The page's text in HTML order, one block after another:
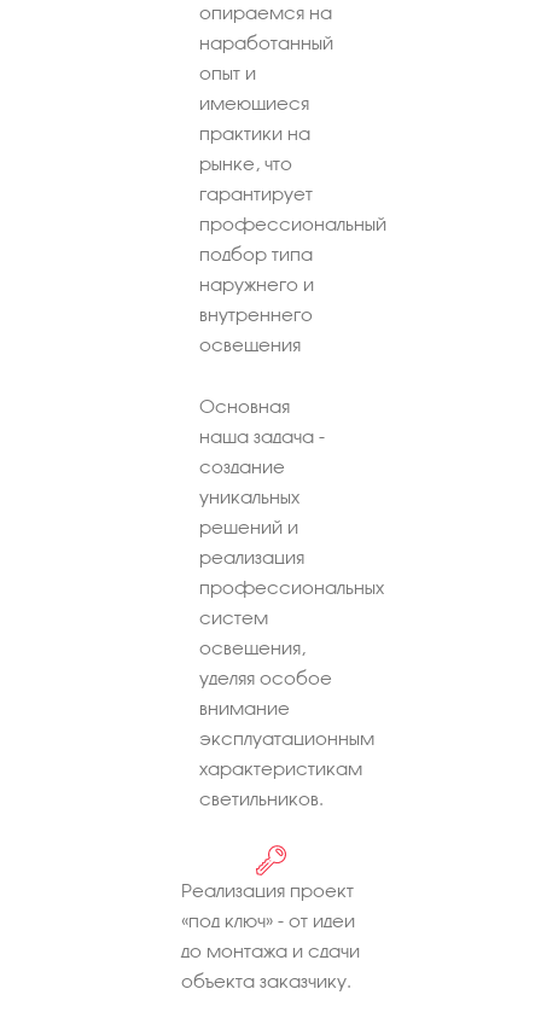
опираемся на
наработанный
опыт и
имеющиеся
практики на
рынке, что
гарантирует
профессиональный
подбор типа
наружнего и
внутреннего
освещения
Основная
наша задача -
создание
уникальных
решений и
реализация
профессиональных
систем
освещения,
уделяя особое
внимание
эксплуатационным
характеристикам
светильников.
Реализация проект
«под ключ» - от идеи
до монтажа и сдачи
объекта заказчику.